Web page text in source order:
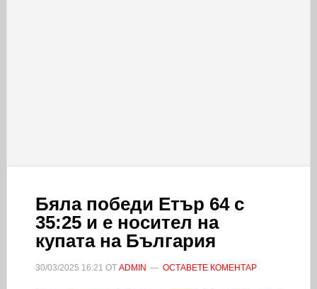
Бяла победи Етър 64 с
35:25 и е носител на
купата на България
30/03/2025 16:21 ОТ ADMIN ОСТАВЕТЕ КОМЕНТАР